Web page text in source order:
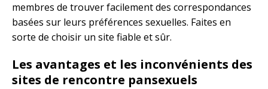
membres de trouver facilement des correspondances
basées sur leurs préférences sexuelles. Faites en
sorte de choisir un site fiable et sûr.
Les avantages et les inconvénients des
sites de rencontre pansexuels